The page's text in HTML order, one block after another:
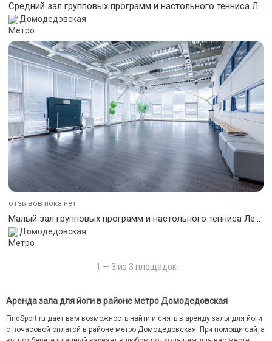
Средний зал групповых программ и настольного тенниса Ледового дворца "Арктика"
Домодедовская
отзывов пока нет
Малый зал групповых программ и настольного тенниса Ледового дворца "Арктика"
Домодедовская
1 — 3 из 3 площадок
Аренда зала для йоги в районе метро Домодедовская
FindSport.ru дает вам возможность найти и снять в аренду залы для йоги
с почасовой оплатой в районе метро Домодедовская. При помощи сайта